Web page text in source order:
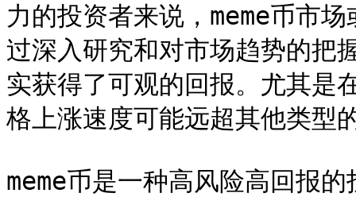
力的投资者来说，meme币市
过深入研究和对市场趋势的把
实获得了可观的回报。尤其是
格上涨速度可能远超其他类型
meme币是一种高风险高回报